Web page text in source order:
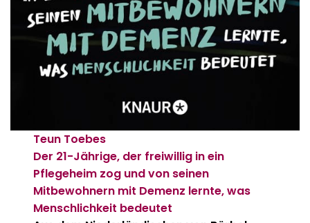
Teun Toebes
Der 21-Jährige, der freiwillig in ein
Pflegeheim zog und von seinen
Mitbewohnern mit Demenz lernte, was
Menschlichkeit bedeutet